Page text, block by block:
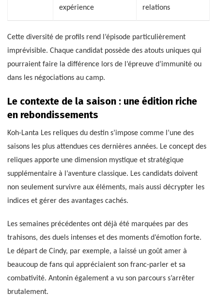
expérience
relations
Cette diversité de profils rend l’épisode particulièrement
imprévisible. Chaque candidat possède des atouts uniques qui
pourraient faire la différence lors de l’épreuve d’immunité ou
dans les négociations au camp.
Le contexte de la saison : une édition riche
en rebondissements
Koh-Lanta Les reliques du destin s’impose comme l’une des
saisons les plus attendues ces dernières années. Le concept des
reliques apporte une dimension mystique et stratégique
supplémentaire à l’aventure classique. Les candidats doivent
non seulement survivre aux éléments, mais aussi décrypter les
indices et gérer des avantages cachés.
Les semaines précédentes ont déjà été marquées par des
trahisons, des duels intenses et des moments d’émotion forte.
Le départ de Cindy, par exemple, a laissé un goût amer à
beaucoup de fans qui appréciaient son franc-parler et sa
combativité. Antonin également a vu son parcours s’arrêter
brutalement.